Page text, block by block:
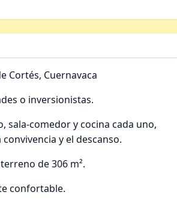
Cortés, Cuernavaca
o inversionistas.
sala-comedor y cocina cada uno,
y el descanso.
de 306 m².
confortable.